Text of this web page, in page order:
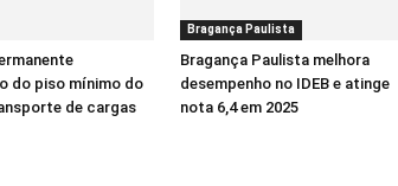
do piso mínimo do
de cargas
Bragança Paulista
Bragança Paulista melhora
desempenho no IDEB e atinge
nota 6,4 em 2025